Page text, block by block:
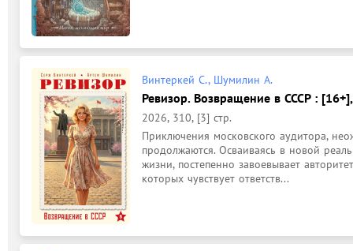
Винтеркей С., Шумилин А.
Ревизор. Возвращение в СССР :
2026, 310, [3] стр.
Приключения московского аудитора,
продолжаются. Осваиваясь в новой
жизни, постепенно завоевывает
которых чувствует ответств...